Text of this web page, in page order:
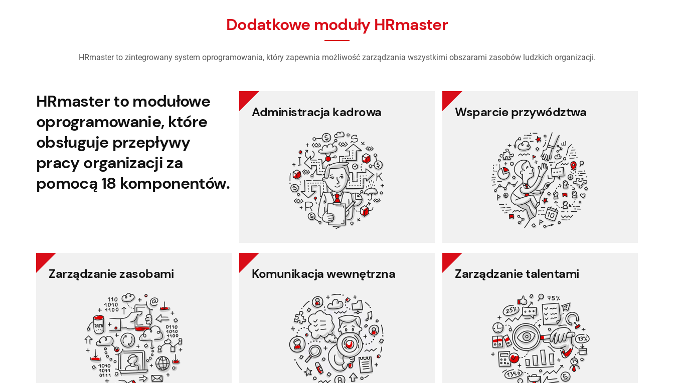
Dodatkowe moduły HRmaster
HRmaster to zintegrowany system oprogramowania, który zapewnia możliwość zarządzania wszystkimi obszarami zasobów ludzkich organizacji.
HRmaster to modułowe
oprogramowanie, które
obsługuje przepływy
pracy organizacji za
pomocą 18 komponentów.
Administracja kadrowa
Administracja kadrowa
Zarządzanie dokumentami
Zarządzanie projektami
Rejestr pracy
Księgowość płacowa
Wsparcie przywództwa
Wsparcie przywództwa
Zarządzanie zadaniami
Zarządzanie projektami
Raportowanie
Zarządzanie partnerami (CRM)
Zarządzanie zasobami
Zarządzanie zasobami
Planowanie harmonogramu
Ewidencja czasu pracy
Czas pracy i urlop
Rekrutacja selekcja
Komunikacja wewnętrzna
Komunikacja wewnętrzna
Komunikacja z pracownikami
Ankieta pracownicza
Informacje zwrotne od pracowników
Zarządzanie talentami
Zarządzanie talentami
Ocena 360 stopni
Ocena wydajności
Zarządzanie szkoleniami
Informacje zwrotne od pracowników